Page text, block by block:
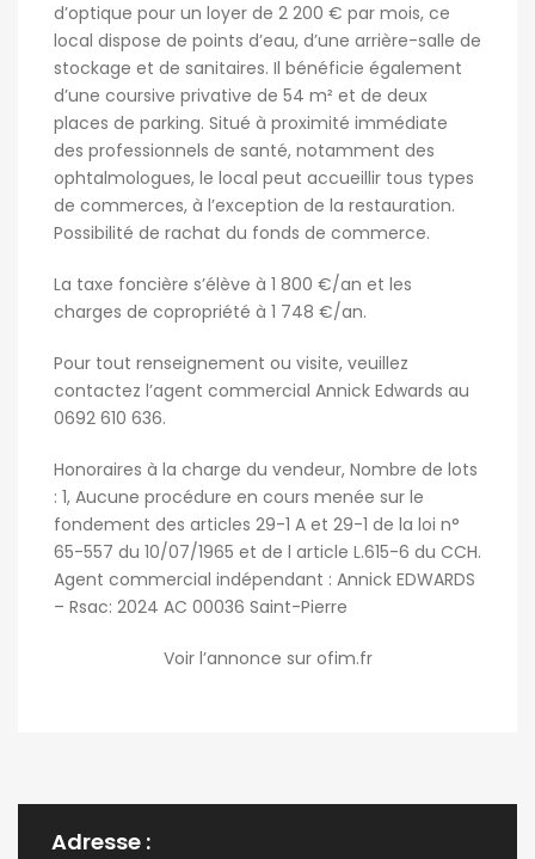
d’optique pour un loyer de 2 200 € par mois, ce
local dispose de points d’eau, d’une arrière-salle de
stockage et de sanitaires. Il bénéficie également
d’une coursive privative de 54 m² et de deux
places de parking. Situé à proximité immédiate
des professionnels de santé, notamment des
ophtalmologues, le local peut accueillir tous types
de commerces, à l’exception de la restauration.
Possibilité de rachat du fonds de commerce.
La taxe foncière s’élève à 1 800 €/an et les
charges de copropriété à 1 748 €/an.
Pour tout renseignement ou visite, veuillez
contactez l’agent commercial Annick Edwards au
0692 610 636.
Honoraires à la charge du vendeur, Nombre de lots
: 1, Aucune procédure en cours menée sur le
fondement des articles 29-1 A et 29-1 de la loi n°
65-557 du 10/07/1965 et de l article L.615-6 du CCH.
Agent commercial indépendant : Annick EDWARDS
– Rsac: 2024 AC 00036 Saint-Pierre
Voir l’annonce sur ofim.fr
Adresse :